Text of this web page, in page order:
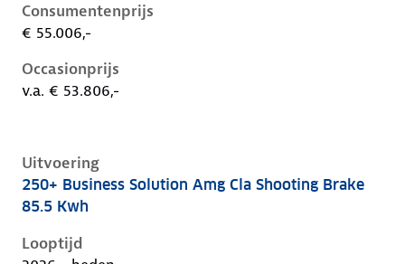
Consumentenprijs
€ 55.006,-
Occasionprijs
v.a. € 53.806,-
Uitvoering
Mercedes Cla-Klasse iii-x174, cla shooting brake
250+ Business Solution Amg Cla Shooting Brake
85.5 Kwh
Looptijd